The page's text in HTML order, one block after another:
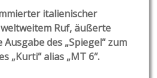
italienischer
Ruf, äußerte
des „Spiegel“ zum
„Kurti“ alias „MT 6“.